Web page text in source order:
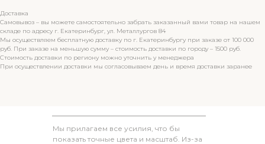
Доставка
Самовывоз – вы можете самостоятельно забрать заказанный вами товар на нашем
складе по адресу г. Екатеринбург, ул. Металлургов 84
Мы осуществляем бесплатную доставку по г. Екатеринбургу при заказе от 100 000
руб. При заказе на меньшую сумму – стоимость доставки по городу – 1500 руб.
Стоимость доставки по региону можно уточнить у менеджера
При осуществлении доставки мы согласовываем день и время доставки заранее
Мы прилагаем все усилия, что бы
показать точные цвета и масштаб. Из-за